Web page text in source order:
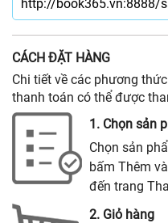
CÁCH ĐẶT HÀNG
Chi tiết về các phương
thanh toán có thể được
1. Chọn sản
Chọn sản
bấm Thêm
đến trang
2. Giỏ hàng